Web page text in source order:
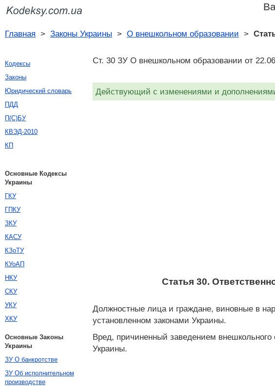
Главная > Законы Украины > О внешкольном образовании >
Ст. 30 ЗУ О внешкольном образовании от
Действующий с изменениями и
Статья 30.
Должностные лица и граждане, виновные в
установленном законами Украины.
Вред, причиненный заведением
Украины.
Кодексы
Законы
Юридический словарь
ПДД
П(С)БУ
КВЭД-2010
КП
Основные Кодексы
Украины
ГКУ
ГПКУ
ЗКУ
КАСУ
КЗоТУ
КУоАП
НКУ
СКУ
УКУ
ХКУ
Основные Законы
Украины
ЗУ О банкротстве
ЗУ Об исполнительном
производстве